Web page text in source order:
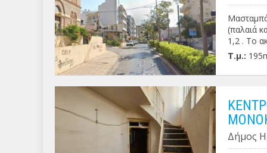
(παλαιά
1,2 . Το
χρήση .
Τ.μ.:
Δήμος